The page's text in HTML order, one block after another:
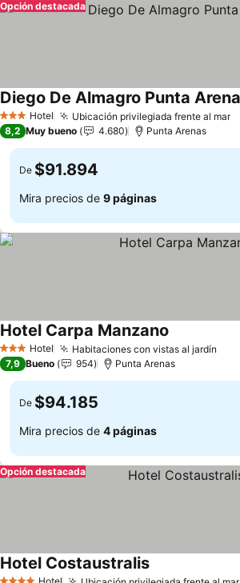
Opción destacada
3 Estrellas
Hotel Ubicación privilegiada frente al mar
Diego De Almagro Punta
8,2 Muy bueno 4.680 Punta Arenas
De $91.894
Mira precios de 9 páginas
3 Estrellas
Hotel Habitaciones con vistas al jardín
Hotel Carpa Manzano
7,9 Bueno 954 Punta Arenas
De $94.185
Mira precios de 4 páginas
Opción destacada
Hotel
Hotel CostaustralisVer precios